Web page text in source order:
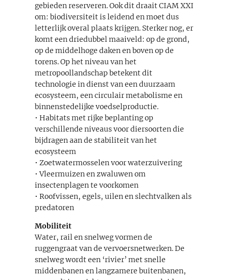
gebieden reserveren. Ook dit draait CIAM XXI
om: biodiversiteit is leidend en moet dus
letterlijk overal plaats krijgen. Sterker nog, er
komt een driedubbel maaiveld: op de grond,
op de middelhoge daken en boven op de
torens. Op het niveau van het
metropoollandschap betekent dit
technologie in dienst van een duurzaam
ecosysteem, een circulair metabolisme en
binnenstedelijke voedselproductie.
• Habitats met rijke beplanting op
verschillende niveaus voor diersoorten die
bijdragen aan de stabiliteit van het
ecosysteem
• Zoetwatermosselen voor waterzuivering
• Vleermuizen en zwaluwen om
insectenplagen te voorkomen
• Roofvissen, egels, uilen en slechtvalken als
predatoren
Mobiliteit
Water, rail en snelweg vormen de
ruggengraat van de vervoersnetwerken. De
snelweg wordt een ‘rivier’ met snelle
middenbanen en langzamere buitenbanen,